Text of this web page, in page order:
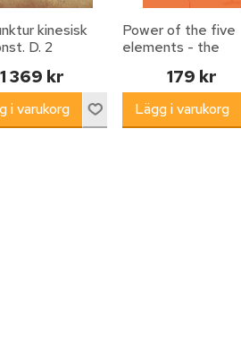
kinesisk
D. 2
1 369 kr
Power of the five
elements - the
to healthy aging and
179 kr